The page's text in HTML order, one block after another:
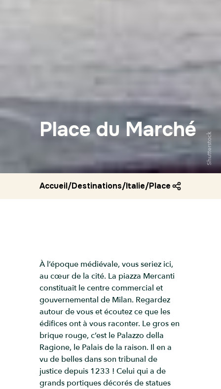
Place du Marché
Shutterstock
Accueil/Destinations/Italie/Place du marche
À l’époque médiévale, vous seriez ici,
au cœur de la cité. La piazza Mercanti
constituait le centre commercial et
gouvernemental de Milan. Regardez
autour de vous et écoutez ce que les
édifices ont à vous raconter. Le gros en
brique rouge, c’est le Palazzo della
Ragione, le Palais de la raison. Il en a
vu de belles dans son tribunal de
justice depuis 1233 ! Celui qui a de
grands portiques décorés de statues